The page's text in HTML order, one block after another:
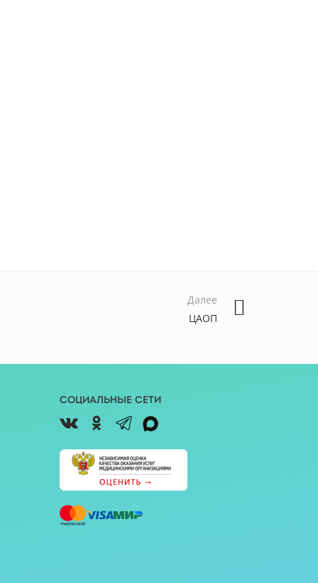
Далее
ЦАОП
Социальные сети